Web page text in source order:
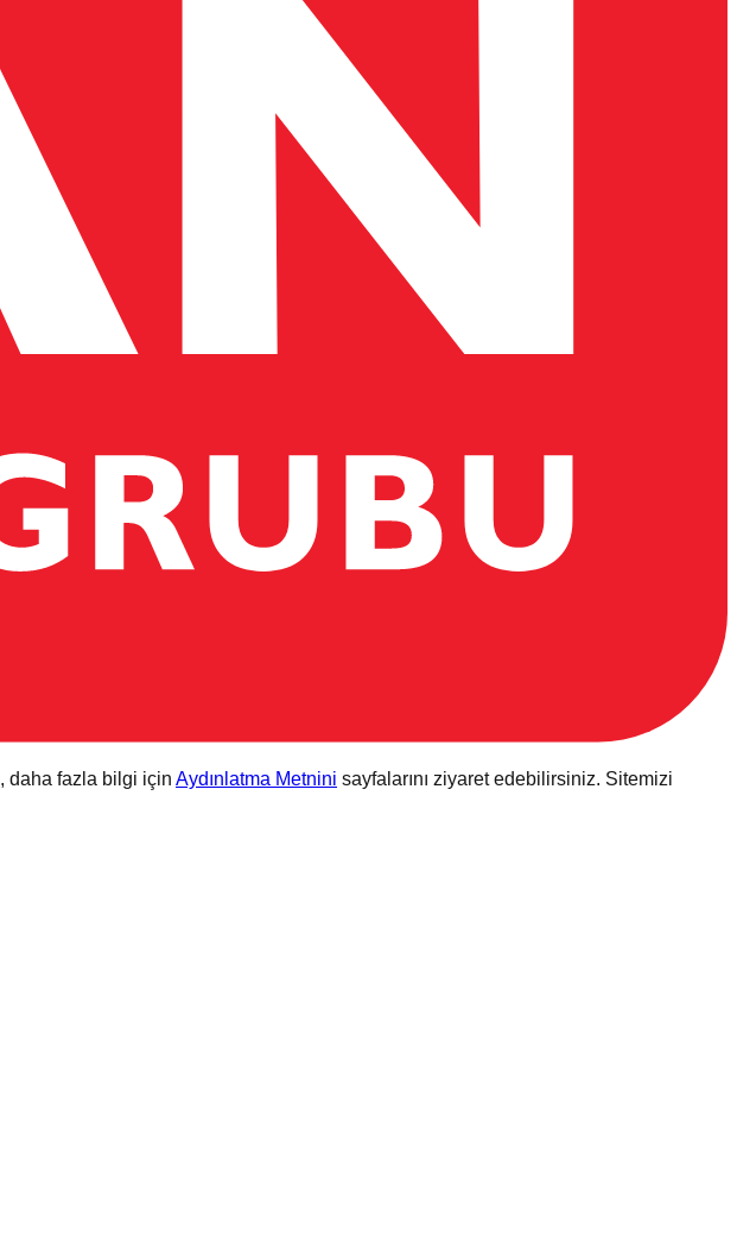
, daha fazla bilgi için Aydınlatma Metnini sayfalarını ziyaret edebilirsiniz. Sitemizi